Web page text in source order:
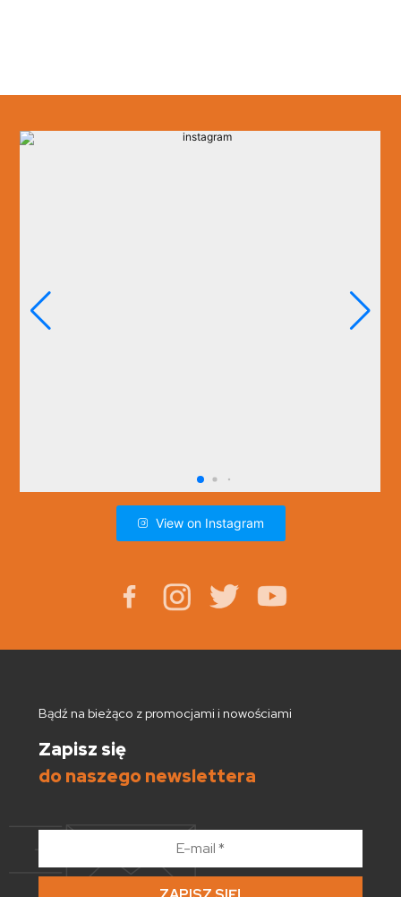
View on Instagram
Bądź na bieżąco z promocjami i nowościami
Zapisz się
do naszego newslettera
*